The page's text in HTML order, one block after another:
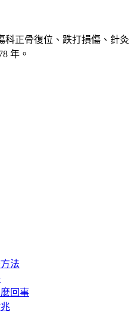
科正骨復位、跌打損傷、針灸
年。
法
回事